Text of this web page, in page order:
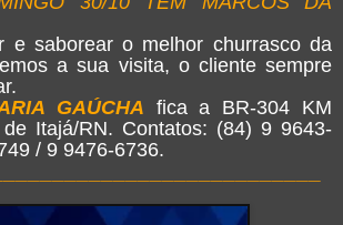
e saborear o melhor churrasco da
a sua visita, o cliente sempre
GAÚCHA fica a BR-304 KM
Itajá/RN. Contatos: (84) 9 9643-
/ 9 9476-6736.